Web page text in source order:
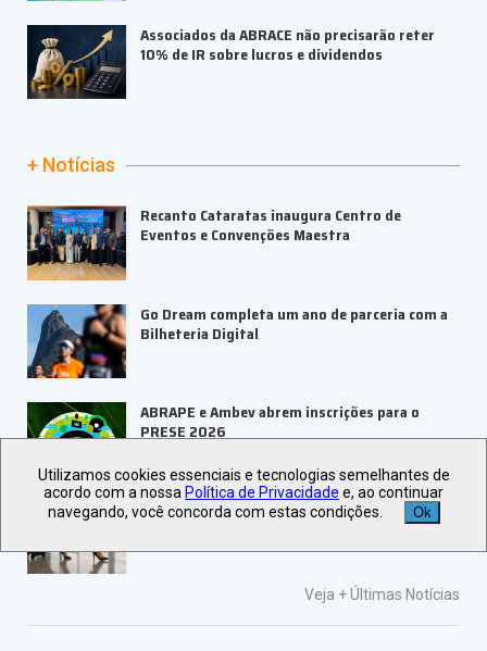
Associados da ABRACE não precisarão reter
10% de IR sobre lucros e dividendos
+ Notícias
Recanto Cataratas inaugura Centro de
Eventos e Convenções Maestra
Go Dream completa um ano de parceria com a
Bilheteria Digital
ABRAPE e Ambev abrem inscrições para o
PRESE 2026
ALAGEV aponta tendências para viagens
Veja +Últimas Notícias
Utilizamos cookies essenciais e tecnologias semelhantes de
acordo com a nossa Política de Privacidade e, ao continuar
navegando, você concorda com estas condições.
Ok